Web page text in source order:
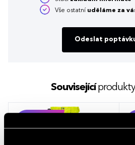
Vše ostatní uděláme za
Odeslat
Související